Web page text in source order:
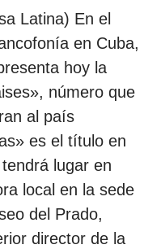
Latina) En el
en Cuba,
hoy la
número que
al país
es el título en
lugar en
local en la sede
del Prado,
director de la